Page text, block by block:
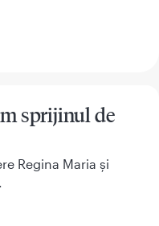
sprijinul de
Regina Maria și